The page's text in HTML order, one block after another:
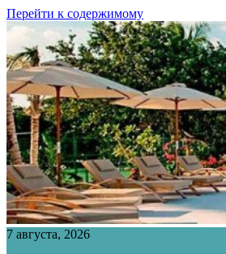
Перейти к содержимому
7 августа, 2026